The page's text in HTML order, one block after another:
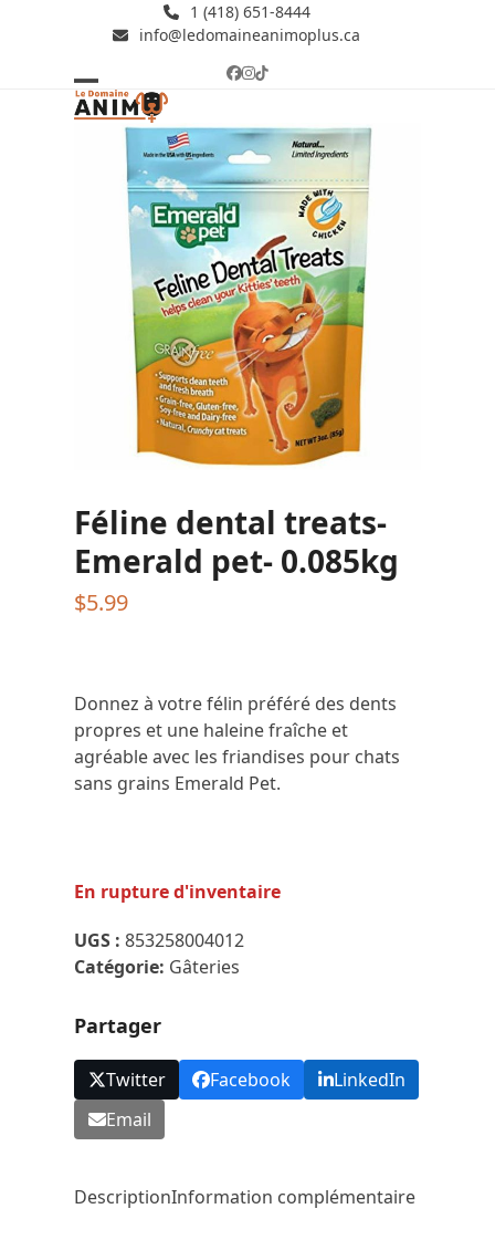
1 (418) 651-8444
info@ledomaineanimoplus.ca
Facebook
Instagram
Tiktok
Open
mobile
menu
Close
mobile
menu
Féline dental treats-
Emerald pet- 0.085kg
$5.99
Donnez à votre félin préféré des dents
propres et une haleine fraîche et
agréable avec les friandises pour chats
sans grains Emerald Pet.
En rupture d'inventaire
UGS :853258004012
Catégorie: Gâteries
Partager
Twitter Facebook
LinkedIn
Email
DescriptionInformation complémentaire